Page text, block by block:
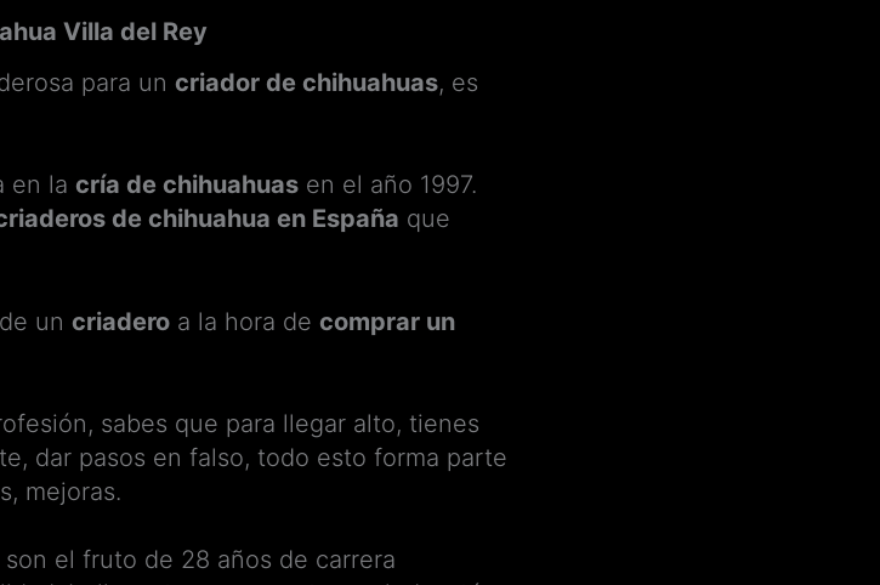
Villa del Rey
para un criador de chihuahuas, es
en la cría de chihuahuas en el año 1997.
de chihuahua en España que
un criadero a la hora de comprar un
sabes que para llegar alto, tienes
dar pasos en falso, todo esto forma parte
mejoras.
el fruto de 28 años de carrera